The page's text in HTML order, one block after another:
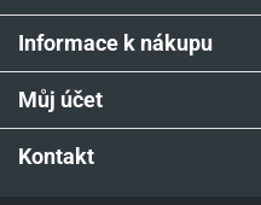
Informace k nákupu
Můj účet
Kontakt